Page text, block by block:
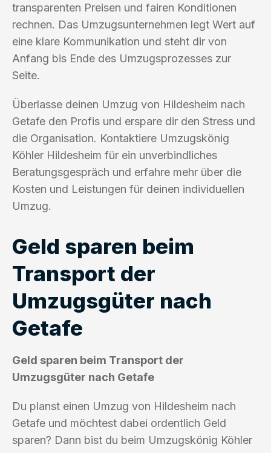
transparenten Preisen und fairen Konditionen
rechnen. Das Umzugsunternehmen legt Wert auf
eine klare Kommunikation und steht dir von
Anfang bis Ende des Umzugsprozesses zur
Seite.
Überlasse deinen Umzug von Hildesheim nach
Getafe den Profis und erspare dir den Stress und
die Organisation. Kontaktiere Umzugskönig
Köhler Hildesheim für ein unverbindliches
Beratungsgespräch und erfahre mehr über die
Kosten und Leistungen für deinen individuellen
Umzug.
Geld sparen beim
Transport der
Umzugsgüter nach
Getafe
Geld sparen beim Transport der
Umzugsgüter nach Getafe
Du planst einen Umzug von Hildesheim nach
Getafe und möchtest dabei ordentlich Geld
sparen? Dann bist du beim Umzugskönig Köhler